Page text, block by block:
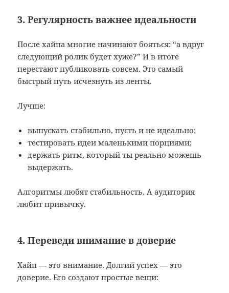
3. Регулярность важнее идеальности
После хайпа многие начинают бояться: “а вдруг
следующий ролик будет хуже?” И в итоге
перестают публиковать совсем. Это самый
быстрый путь исчезнуть из ленты.
Лучше:
выпускать стабильно, пусть и не идеально;
тестировать идеи маленькими порциями;
держать ритм, который ты реально можешь
выдержать.
Алгоритмы любят стабильность. А аудитория
любит привычку.
4. Переведи внимание в доверие
Хайп — это внимание. Долгий успех — это
доверие. Его создают простые вещи: